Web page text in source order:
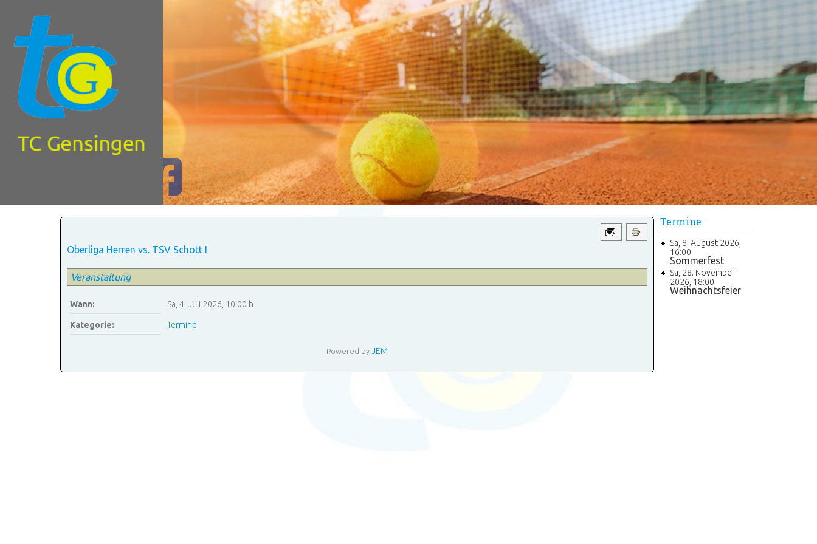
Oberliga Herren vs. TSV Schott I
Veranstaltung
Wann: Sa, 4. Juli 2026 10:00 h
Kategorie: Termine
Powered by JEM
Termine
Sa, 8. August 2026
16:00
Sommerfest
Sa, 28. November
2026 18:00
Weihnachtsfeier